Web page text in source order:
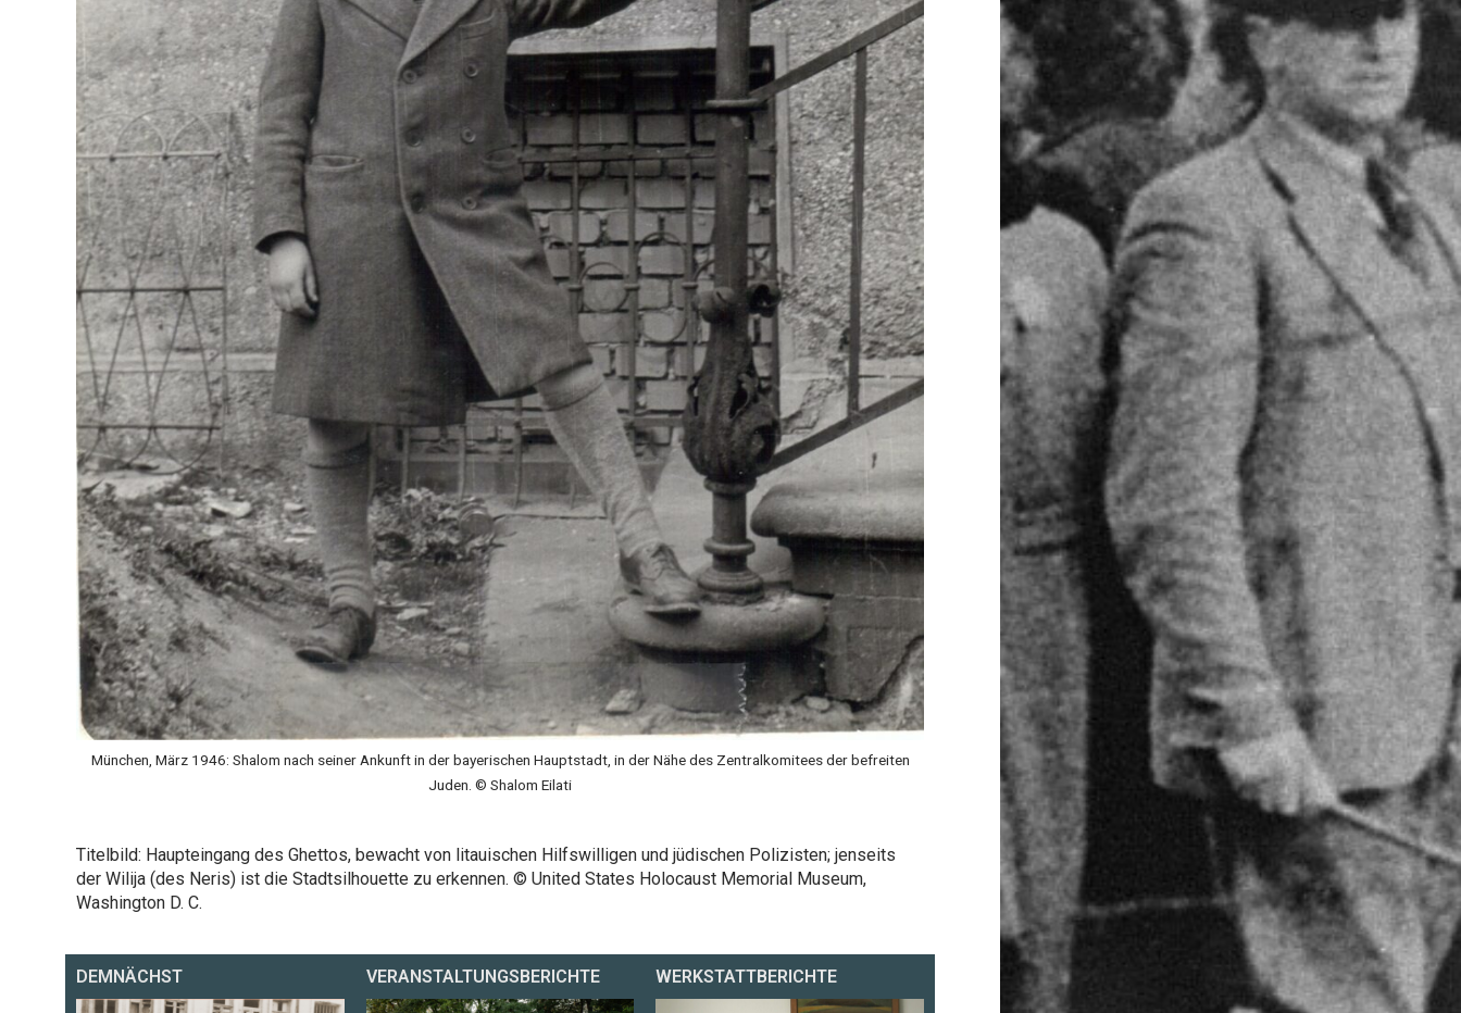
München, März 1946: Shalom nach seiner Ankunft in der bayerischen Hauptstadt, in der Nähe des Zentralkomitees der befreiten
Juden. © Shalom Eilati
Titelbild: Haupteingang des Ghettos, bewacht von litauischen Hilfswilligen und jüdischen Polizisten; jenseits
der Wilija (des Neris) ist die Stadtsilhouette zu erkennen. © United States Holocaust Memorial Museum,
Washington D. C.
DEMNÄCHST VERANSTALTUNGSBERICHTE WERKSTATTBERICHTE